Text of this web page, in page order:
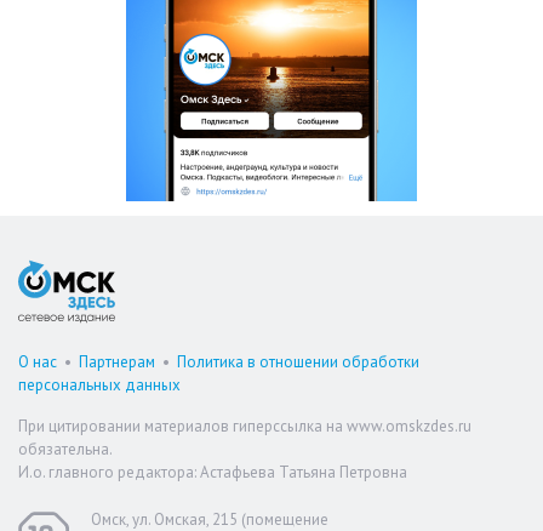
О нас • Партнерам • Политика в отношении обработки
персональных данных
При цитировании материалов гиперссылка на www.omskzdes.ru
обязательна.
И.о. главного редактора: Астафьева Татьяна Петровна
Омск, ул. Омская, 215 (помещение